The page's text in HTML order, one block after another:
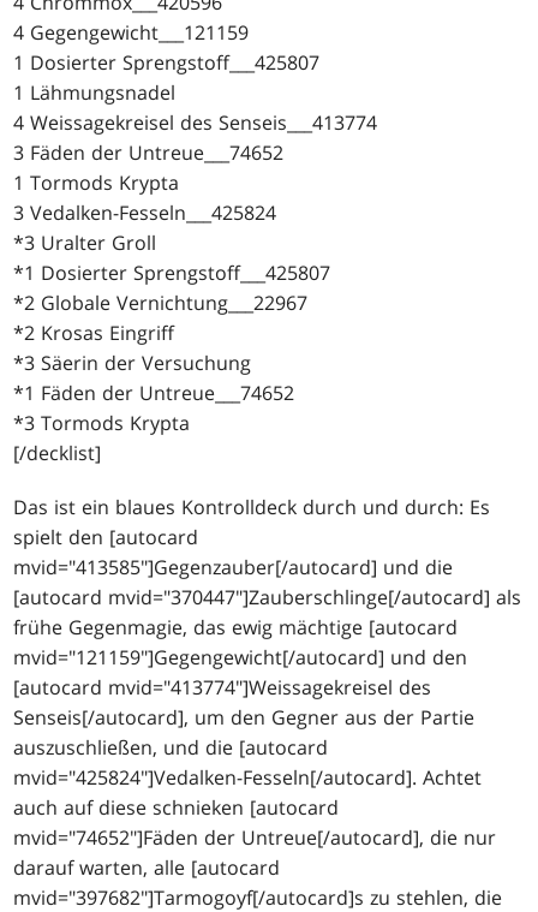
4 Gegengewicht___121159
1 Dosierter Sprengstoff___425807
1 Lähmungsnadel
4 Weissagekreisel des Senseis___413774
3 Fäden der Untreue___74652
1 Tormods Krypta
3 Vedalken-Fesseln___425824
*3 Uralter Groll
*1 Dosierter Sprengstoff___425807
*2 Globale Vernichtung___22967
*2 Krosas Eingriff
*3 Säerin der Versuchung
*1 Fäden der Untreue___74652
*3 Tormods Krypta
[/decklist]
Das ist ein blaues Kontrolldeck durch und durch: Es
spielt den [autocard
mvid="413585"]Gegenzauber[/autocard] und die
[autocard mvid="370447"]Zauberschlinge[/autocard] als
frühe Gegenmagie, das ewig mächtige [autocard
mvid="121159"]Gegengewicht[/autocard] und den
[autocard mvid="413774"]Weissagekreisel des
Senseis[/autocard], um den Gegner aus der Partie
auszuschließen, und die [autocard
mvid="425824"]Vedalken-Fesseln[/autocard]. Achtet
auch auf diese schnieken [autocard
mvid="74652"]Fäden der Untreue[/autocard], die nur
darauf warten, alle [autocard
mvid="397682"]Tarmogoyf[/autocard]s zu stehlen, die